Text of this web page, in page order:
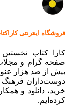
فروشگاه اینترنتی
کارا کتاب
صفحه گرام و
بیش از صد هزار
خرید، دانلود و
کرده‌ایم.